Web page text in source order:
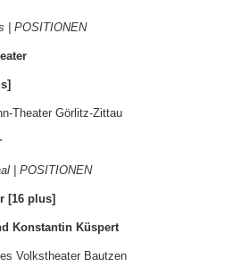
| POSITIONEN
Theater Görlitz-Zittau
| POSITIONEN
[16 plus]
Konstantin Küspert
Volkstheater Bautzen